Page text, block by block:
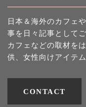
日本＆海外のカフェ
事を日々記事として
カフェなどの取材を
供、女性向けアイテ
CONTACT